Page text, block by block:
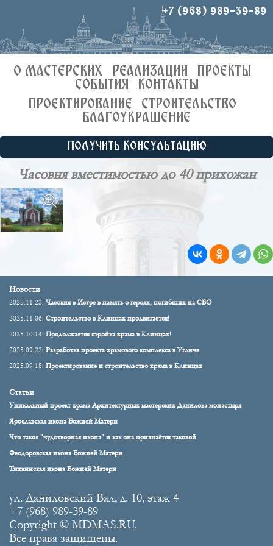
+7 (968) 989-39-89
О МАСТЕРСКИХ РЕАЛИЗАЦИИ
ПРОЕКТЫ
СОБЫТИЯ
КОНТАКТЫ
ПРОЕКТИРОВАНИЕ
СТРОИТЕЛЬСТВО
БЛАГОУКРАШЕНИЕ
ПОЛУЧИТЬ КОНСУЛЬТАЦИЮ
Часовня вместимостью до 40 прихожан
Новости
2025.11.23: Часовня в Истре в память о героях, погибших на СВО
2025.11.06: Строительство в Клинцах продвигается!
2025.10.14: Продолжается стройка храма в Клинцах!
2025.09.22: Разработка проекта храмового комплекса в Угличе
2025.09.18: Проектирование и строительство храма в Клинцах
Статьи
Уникальный проект храма Архитектурных мастерских Данилова монастыря
Ярославская икона Божией Матери
Что такое "чудотворная икона" и как она признаётся таковой
Феодоровская икона Божией Матери
Тихвинская икона Божией Матери
ул. Даниловский Вал, д. 10, этаж 4
+7 (968) 989-39-89
Copyright © MDMAS.RU.
Все права защищены.